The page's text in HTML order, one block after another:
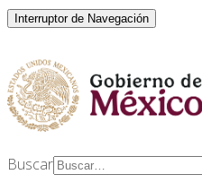
Interruptor de Navegación
Buscar